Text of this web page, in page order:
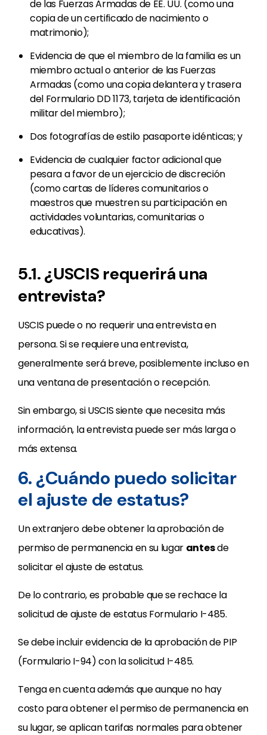
de las Fuerzas Armadas de EE. UU. (como una
copia de un certificado de nacimiento o
matrimonio);
Evidencia de que el miembro de la familia es un
miembro actual o anterior de las Fuerzas
Armadas (como una copia delantera y trasera
del Formulario DD 1173, tarjeta de identificación
militar del miembro);
Dos fotografías de estilo pasaporte idénticas; y
Evidencia de cualquier factor adicional que
pesara a favor de un ejercicio de discreción
(como cartas de líderes comunitarios o
maestros que muestren su participación en
actividades voluntarias, comunitarias o
educativas).
5.1. ¿USCIS requerirá una
entrevista?
USCIS puede o no requerir una entrevista en
persona. Si se requiere una entrevista,
generalmente será breve, posiblemente incluso en
una ventana de presentación o recepción.
Sin embargo, si USCIS siente que necesita más
información, la entrevista puede ser más larga o
más extensa.
6. ¿Cuándo puedo solicitar
el ajuste de estatus?
Un extranjero debe obtener la aprobación de
permiso de permanencia en su lugar antesde
solicitar el ajuste de estatus.
De lo contrario, es probable que se rechace la
solicitud de ajuste de estatus Formulario I-485.
Se debe incluir evidencia de la aprobación de PIP
(Formulario I-94) con la solicitud I-485.
Tenga en cuenta además que aunque no hay
costo para obtener el permiso de permanencia en
su lugar, se aplican tarifas normales para obtener